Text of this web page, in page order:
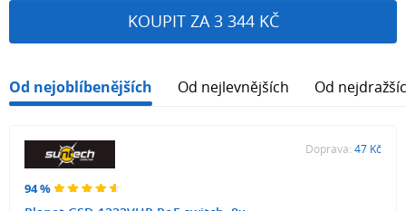
KOUPIT ZA 3 344 KČ
Od nejoblíbenějších Od nejlevnějších Od
94 %
Doprava: 47 Kč